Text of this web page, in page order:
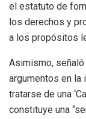
el estatuto de
los derechos y
a los propósitos
Asimismo,
argumentos en la
tratarse de una
constituye una